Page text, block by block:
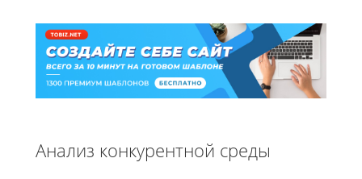
Анализ конкурентной среды